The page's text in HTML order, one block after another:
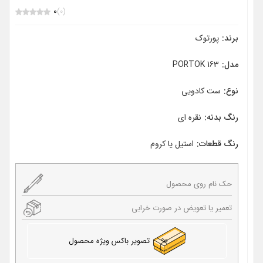
(0)
0
برند: پورتوک
مدل: PORTOK 163
نوع: ست کادویی
رنگ بدنه: نقره ای
رنگ قطعات: استیل یا کروم
حک نام روی محصول
تعمیر یا تعویض در صورت خرابی
تصویر باکس ویژه محصول